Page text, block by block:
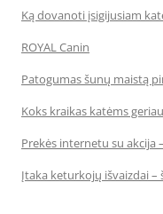
Ką dovanoti įsigijusiam
ROYAL Canin
Patogumas šunų maistą
Koks kraikas katėms
Prekės internetu su akcija
Įtaka keturkojų išvaizdai –